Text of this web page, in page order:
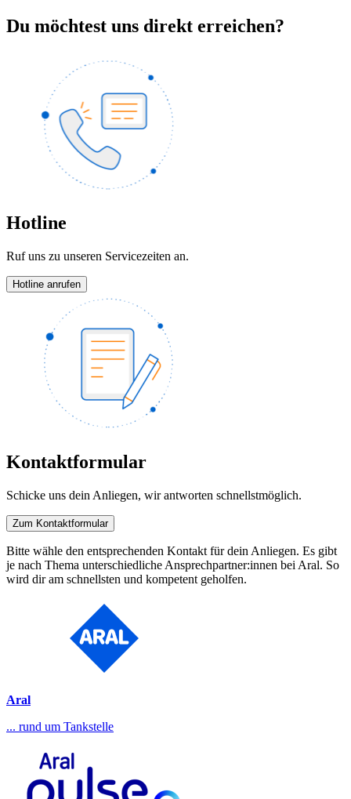
Du möchtest uns direkt erreichen?
Hotline
Ruf uns zu unseren Servicezeiten an.
Hotline anrufen
Kontaktformular
Schicke uns dein Anliegen, wir antworten schnellstmöglich.
Zum Kontaktformular
Bitte wähle den entsprechenden Kontakt für dein Anliegen. Es gibt
je nach Thema unterschiedliche Ansprechpartner:innen bei Aral. So
wird dir am schnellsten und kompetent geholfen.
Aral
... rund um Tankstelle